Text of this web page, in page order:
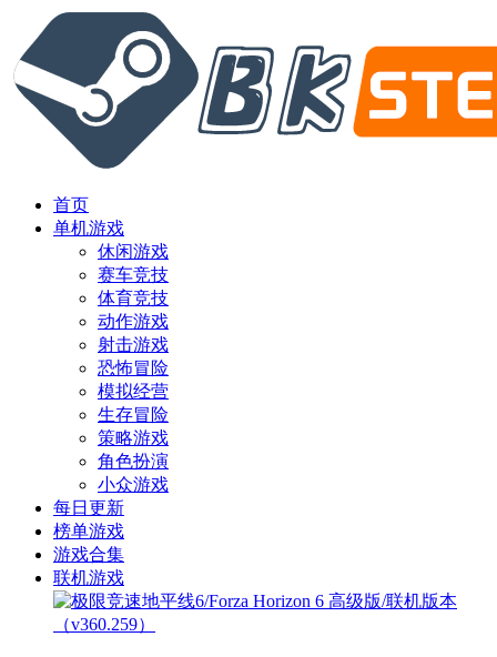
首页
单机游戏
休闲游戏
赛车竞技
体育竞技
动作游戏
射击游戏
恐怖冒险
模拟经营
生存冒险
策略游戏
角色扮演
小众游戏
每日更新
榜单游戏
游戏合集
联机游戏